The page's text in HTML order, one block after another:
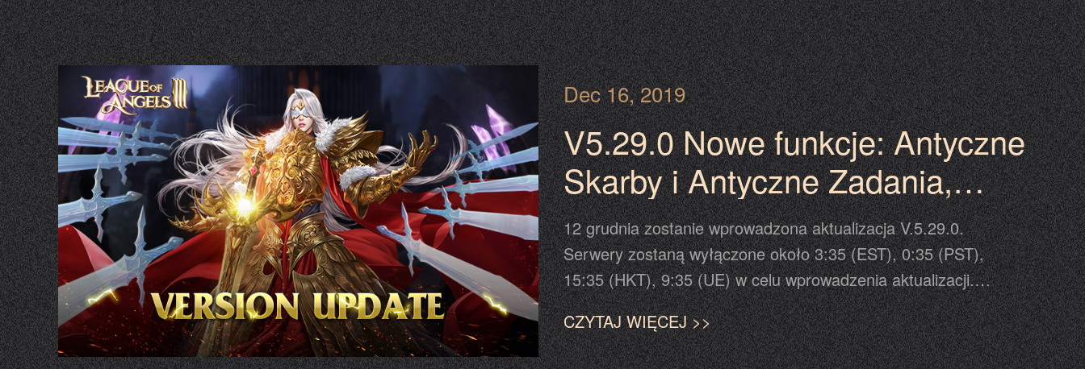
Dec 16, 2019
V5.29.0 Nowe funkcje: Antyczne
Skarby i Antyczne Zadania,
Reset Pierwszego Doładowania
12 grudnia zostanie wprowadzona aktualizacja V.5.29.0.
Serwery zostaną wyłączone około 3:35 (EST), 0:35 (PST),
15:35 (HKT), 9:35 (UE) w celu wprowadzenia aktualizacji.
Prosimy o odświeżenie strony celem zakończenia procesu
aktualizacji. Aktualizacja może się odbyć przed lub po czasie
zaplanowanym w harmonogramie, dlatego prosimy traktować
CZYTAJ WIĘCEJ >>